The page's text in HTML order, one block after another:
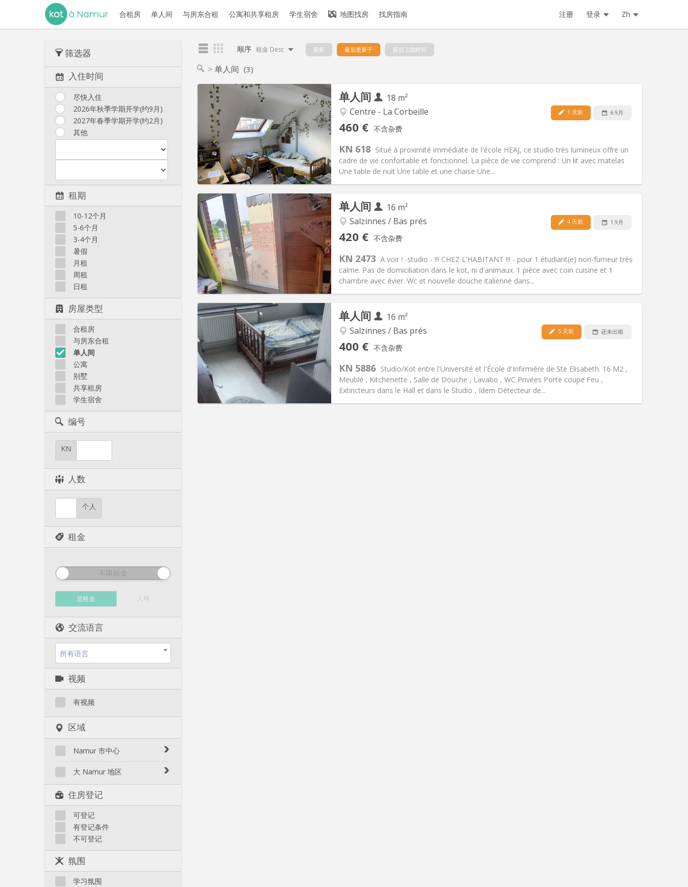
合租房 单人间 与房东合租 公寓和共享租房 学生宿舍 地图找房 找房指南 注册 登录 Zh
筛选器
入住时间
尽快入住
2026年秋季学期开学(约9月)
2027年春季学期开学(约2月)
其他
租期
10-12个月
5-6个月
3-4个月
暑假
月租
周租
日租
房屋类型
合租房
与房东合租
单人间
公寓
别墅
共享租房
学生宿舍
编号
KN
人数
个人
租金
不限租金
总租金 人均
交流语言
所有语言
视频
有视频
区域
Namur 市中心
Bomel-Heuvy
Citadelle / La Plante
Herbatte / Moulin à vent
Jambes
Salzinnes / Bas prés
Sources / St Servais / Trois
Piliers
大 Namur 地区
Belgrade
Bouge
Champion
Flawinne
Malonne
Montagne
Velaine
其他
住房登记
可登记
有登记条件
不可登记
氛围
学习氛围
顺序 租金 Desc 最新 最后更新于 最后上线时间
单人间 (3)
单人间
18 m²
Centre - La Corbeille
460 € 不含杂费
1 天前 6 9月
KN 618 Situé à proximité immédiate de l'école HEAJ, ce studio très lumineux offre un
cadre de vie confortable et fonctionnel. La pièce de vie comprend : Un lit avec matelas
Une table de nuit Une table et une chaise Une...
实用信息
租金: 460 €
水电费: 75 €
租期: 12个月
住房登记: 否
布局
浴室:独立
面积:18 m2
其他
氛围:学习氛围
单人间
16 m²
Salzinnes / Bas prés
420 € 不含杂费
4 天前 1 9月
KN 2473 A voir ! -studio - !!! CHEZ L'HABITANT !!! - pour 1 étudiant(e) non-fumeur très
calme. Pas de domiciliation dans le kot, ni d'animaux. 1 pièce avec coin cuisine et 1
chambre avec évier. Wc et nouvelle douche italienne dans...
实用信息
租金: 420 €
水电费:30 €
租期:10个月
住房登记: 否
布局
浴室:独立
面积:16 m2
其他
氛围:学习氛围, 温馨, 安静
单人间
16 m²
Salzinnes / Bas prés
400 € 不含杂费
5 天前 还未出租
KN 5886 Studio/Kot entre l'Université et l'École d'Infirmière de Ste Elisabeth. 16 M2 ,
Meublé , Kitchenette , Salle de Douche , Lavabo , WC Privées Porte coupe Feu ,
Extincteurs dans le Hall et dans le Studio , Idem Détecteur de...
实用信息
租金:400 €
水电费:75 €
租期: 12个月, 11个月, 10个月, 5-6个月
住房登记:可登记
布局
浴室:独立
面积:16 m2
其他
氛围:学习氛围, 温馨, 安静, 社区氛围